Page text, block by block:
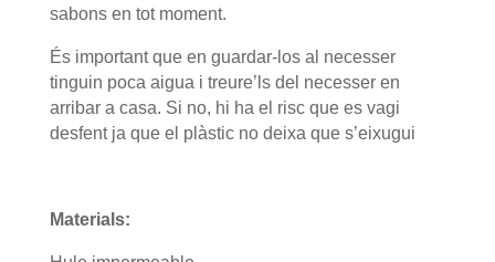
sabons en tot moment.
És important que en guardar-los al necesser
tinguin poca aigua i treure’ls del necesser en
arribar a casa. Si no, hi ha el risc que es vagi
desfent ja que el plàstic no deixa que s’eixugui
Materials: